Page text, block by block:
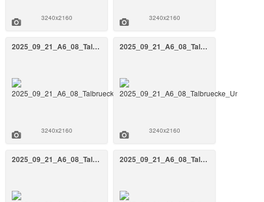
3240x2160 3240x2160
2025_09_21_A6_08_Talbruecke_Unterrieden_BW_808a_September_2025_21_FrankenAir.jpg
3240x2160
2025_09_21_A6_08_Talbruecke_Unterrieden_BW_808a_September_2025_20_FrankenAir.jpg
3240x2160
2025_09_21_A6_08_Talbruecke_Unterrieden_BW_808a_September_2025_19_FrankenAir.jpg 2025_09_21_A6_08_Talbruecke_Unterrieden_BW_808a_September_2025_18_FrankenAir.jpg